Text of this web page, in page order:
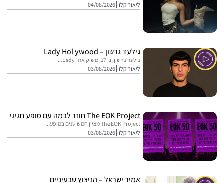
ליאור קלו 04/08/2026
גילעד גרשון – Lady Hollywood
גילעד גרשון, בן 17, משיק את "Lady...
ליאור קלו 03/08/2026
The EOK Project חוזר לבמה עם מופע חגיגי
The EOK Project מציין חמש שנים במופע...
ליאור קלו 03/08/2026
אמיר ישראל – הניצוץ שבעיניים